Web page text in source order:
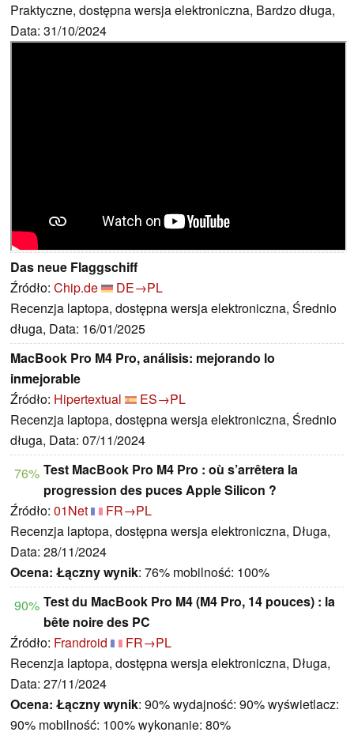
Praktyczne, dostępna wersja elektroniczna, Bardzo długa,
Data: 31/10/2024
Das neue Flaggschiff
Źródło: Chip.de
DE→PL
Recenzja laptopa, dostępna wersja elektroniczna, Średnio
długa, Data: 16/01/2025
MacBook Pro M4 Pro, análisis: mejorando lo
inmejorable
Źródło: Hipertextual
ES→PL
Recenzja laptopa, dostępna wersja elektroniczna, Średnio
długa, Data: 07/11/2024
76% Test MacBook Pro M4 Pro : où s’arrêtera la
progression des puces Apple Silicon ?
Źródło: 01Net
FR→PL
Recenzja laptopa, dostępna wersja elektroniczna, Długa,
Data: 28/11/2024
Ocena: Łączny wynik: 76% mobilność: 100%
90% Test du MacBook Pro M4 (M4 Pro, 14 pouces) : la
bête noire des PC
Źródło: Frandroid
FR→PL
Recenzja laptopa, dostępna wersja elektroniczna, Długa,
Data: 27/11/2024
Ocena: Łączny wynik: 90% wydajność: 90% wyświetlacz:
90% mobilność: 100% wykonanie: 80%